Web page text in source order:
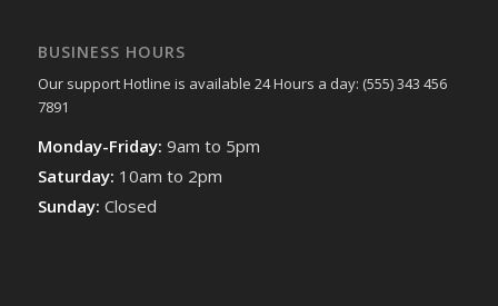
BUSINESS HOURS
Our support Hotline is available 24 Hours a day: (555) 343 456
7891
Monday-Friday: 9am to 5pm
Saturday: 10am to 2pm
Sunday: Closed